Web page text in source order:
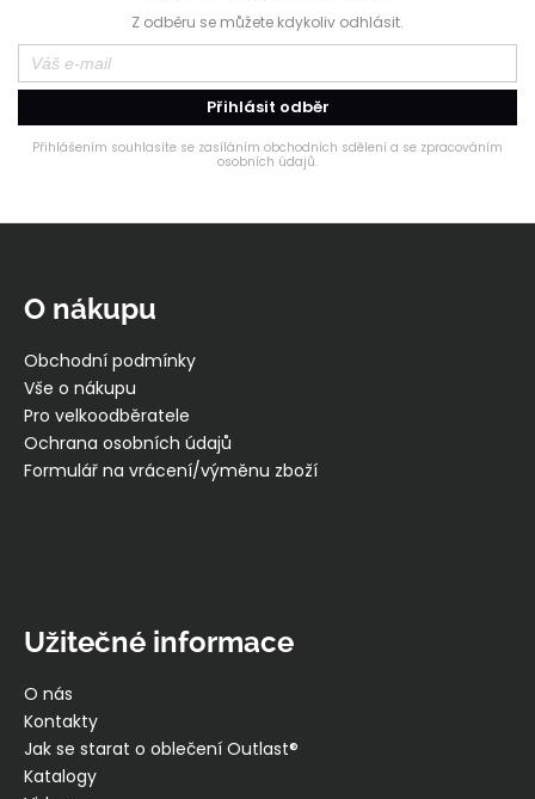
Z odběru se můžete kdykoliv odhlásit.
Přihlásit odběr
Přihlášením souhlasíte se zasíláním obchodních sdělení a se zpracováním
osobních údajů.
O nákupu
Obchodní podmínky
Vše o nákupu
Pro velkoodběratele
Ochrana osobních údajů
Formulář na vrácení/výměnu zboží
Užitečné informace
O nás
Kontakty
Jak se starat o oblečení Outlast®
Katalogy